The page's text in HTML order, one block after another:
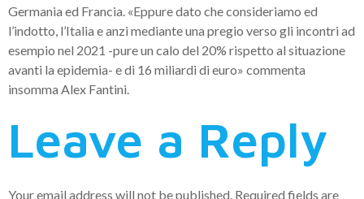
Germania ed Francia. «Eppure dato che consideriamo ed
l’indotto, l’Italia e anzi mediante una pregio verso gli incontri ad
esempio nel 2021 -pure un calo del 20% rispetto al situazione
avanti la epidemia- e di 16 miliardi di euro» commenta
insomma Alex Fantini.
Leave a Reply
Your email address will not be published. Required fields are